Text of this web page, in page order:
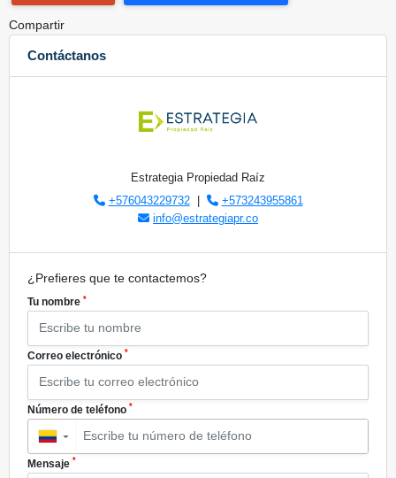
Compartir
Contáctanos
Estrategia Propiedad Raíz
+576043229732|
+573243955861
info@estrategiapr.co
¿Prefieres que te contactemos?
Tu nombre *
Correo electrónico *
Número de teléfono *
▼
Mensaje *